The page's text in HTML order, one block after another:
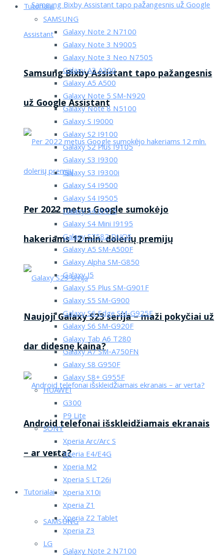
Samsung Bixby Assistant tapo pažangesnis
už Google Assistant
Per 2022 metus Google sumokėjo
hakeriams 12 mln. dolerių premijų
Naujoji Galaxy S23 serija – maži pokyčiai už
dar didesnę kaina?
Android telefonai išskleidžiamais ekranais
– ar verta?
Tutorialai
SAMSUNG
Galaxy Note 2 N7100
Tutorialai
SAMSUNG
Galaxy Note 2 N7100
Galaxy Note 3 N9005
Galaxy Note 3 Neo N7505
Galaxy A3 A300
Galaxy A5 A500
Galaxy Note 5 SM-N920
Galaxy Note 8 N5100
Galaxy S I9000
Galaxy S2 I9100
Galaxy S2 Plus I9105
Galaxy S3 I9300
Galaxy S3 I9300i
Galaxy S4 I9500
Galaxy S4 I9505
Galaxy S4 i9515
Galaxy S4 Mini I9195
Galaxy S7582 DUOS
Galaxy A5 SM-A500F
Galaxy Alpha SM-G850
Galaxy J5
Galaxy S5 Plus SM-G901F
Galaxy S5 SM-G900
Galaxy S6 Edge SM-G925F
Galaxy S6 SM-G920F
Galaxy Tab A6 T280
Galaxy A7 SM-A750FN
Galaxy S8 G950F
Galaxy S8+ G955F
HUAWEI
G300
P9 Lite
SONY
Xperia Arc/Arc S
Xperia E4/E4G
Xperia M2
Xperia S LT26i
Xperia X10i
Xperia Z1
Xperia Z2 Tablet
Xperia Z3
LG